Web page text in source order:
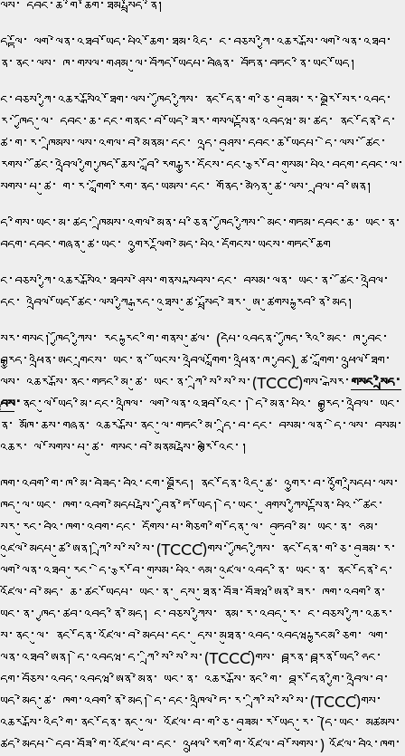
ལས་ དབང་ཆ་གི་ཆོག་ཐམ་སྤྲོད་ནི།
ད་ལྟོ་ ལག་ལེན་འཐབ་ཡོད་པའི་ཆོག་ཐམ་འདི་ ང་བཅས་ཀྱི་འཆར་སྒོ་ལག་ལེན་འཐབ་
ནི་ནང་ལས་ ཁ་གསལ་གཤམ་ལུ་བཀོད་ཡོདཔ་བཞིན་ བཏོན་བཏང་ནི་ཡང་ཡོད།
ང་བཅས་ཀྱི་འཆར་སྒོའི་ཐོག་ལས་ ཁྱོད་ཀྱིས་ ནང་དོན་ག་ཅི་བཟུམ་ར་བརྗེ་སོར་འབད་
རུ་ ཁྱོད་ལུ་ དབང་ཆ་དང་གནང་བ་ཡོད་ཟེར་གསལ་སྟོན་འབདཝ་མ་ཚད་ ནང་དོན་དེ་
ཚུ་ག་ར་ ཁྲིམས་ལས་འགལ་བ་མེནམ་དང་ འདྲ་བཤུས་དབང་ཆ་ཡོདཔ་ དེ་ལས་ ཚོང་
རྟགས་ ཚོང་འབྲེལ་གྱི་ཁྱད་ཆོས་ བློ་རིག་རྒྱུ་དངོས་དང་ རྩ་བོ་གསུམ་པའི་བདག་དབང་ལ་
སོགས་པ་ཚུ་ ག་ར་ གློག་རིག་ནད་ཡམས་དང་ གནོད་མཉེན་ཚུ་ལས་ བྲལ་བ་ཨིན།
དེ་གིས་ཡང་མ་ཚད་ ཁྲིམས་འགལ་མེན་པ་ཅིན་ ཁྱོད་ཀྱིས་ མིང་གཏམ་དབང་ཆ་ ཡང་ན་
བདག་དབང་གཞན་ཚུ་ཡང་ འགྱུར་ལྡོག་མེད་པའི་དགོངས་ཡངས་གཏང་ཆོག
ང་བཅས་ཀྱི་འཆར་སྒོའི་ཐབས་ཤེས་གནས་སྐབས་དང་ བསམ་ལན་ ཡང་ན་ ཚོང་འབྲེལ་
དང་ འབྲེལ་ཡོད་ཚོང་ལས་ཀྱི་རྒུད་འཐུས་ཚུ་ སྤྲོད་ཟེར་ ཨུ་ཚུགས་རྐྱབ་ནི་མེད།
སྒེར་གསང། ཁྱོད་ཀྱིས་ རང་རྐྱང་གི་གནས་ཚུལ་ (དཔེ་འབདན་ ཁྱོད་རའི་མིང་ ཁ་བྱང་
བརྒྱུད་འཕྲིན་ཨང་གྲངས་ ཡང་ན་ ཡོངས་འབྲེལ་གློག་འཕྲིན་ཁ་བྱང) ཚུ་ གློག་འཕྲུལ་ཐོག་
ལས་ འཆར་སྒོ་ནང་གཏང་མི་ཚུ་ ཡང་ན་ ཀྲི་སི་སི་སི་(TCCC)གིས་ སྒེར་ གསང་སྲིད་
བྱུས་ ནང་ལུ་ཡོད་མི་དང་འཁྲིལ་ ལག་ལེན་འཐབ་འོང་། དེ་མེན་པའི་ བརྒྱུད་འབྲེལ་ ཡང་
ན་ མཁོ་ཆས་གཞན་ འཆར་སྒོ་ནང་ལུ་གཏང་མི་ དྲི་བ་དང་ བསམ་ལན་ དེ་ལས་ བསམ་
འཆར་ ལ་སོགས་པ་ཚུ་ གསང་བ་མེནམ་སྦེ་བརྩི་འོང་།
ཁག་འབག་གི་ཁ་མི་བཟེད་བའི་ངག་བརྗོད། ནང་དོན་འདི་ཚུ་ འགྱུར་བ་འགྱོ་སྲིདཔ་ལས་
ཁྱོད་ལུ་ཡང་ ཁག་འབག་མེདཔ་སྦེ་ བྱིན་ཏེ་ཡོད། དེ་ཡང་ ཤུགས་ཀྱིས་སྟོན་པའི་ ཚོང་
སྒྱུར་རུང་བའི་ཁག་འབག་དང་ དགོས་པ་གཅིག་གི་དོན་ལུ་ བཏུབ་མི་ ཡང་ན་ ཧམ་
འཛུལ་མེདཔ་ཚུ་ཨིན། ཀྲི་སི་སི་སི་(TCCC)གིས་ ཁྱོད་ཀྱིས་ ནང་དོན་ག་ཅི་བཟུམ་ར་
ལག་ལེན་འཐབ་རུང་ དེ་ རྩ་བོ་གསུམ་པའི་ཧམ་འཛུལ་འབད་ནི་ ཡང་ན་ ནང་དོན་དེ་
འཛོལ་བ་མེད་ ཆ་ཚང་ཡོདཔ་ ཡང་ན་ དུས་ཐུན་བཟོ་བཟོཝ་ཨིན་ཟེར་ ཁག་འབག་ནི་
ཡང་ན་ ཁྱད་ཚབ་འབད་ནི་མེད། ང་བཅས་ཀྱིས་ ནམ་ར་འབད་རུ་ ང་བཅས་ཀྱི་འཆར་
སྒོ་ནང་ལུ་ ནང་དོན་འཛོལ་བ་མེདཔ་དང་ དུས་མཐུན་འབད་འབདཝ་རྐྱངམ་ཅིག་ ལག་
ལེན་འཐབ་ཨིན། དེ་འབདཝ་ད་ ཀྲི་སི་སི་སི་(TCCC)གིས་ བརྟན་བརྟན་ཡོད་ཧིང་
དག་བཅོས་འབད་འབདཝ་ཨིན་མེན་ ཡང་ན་ འཆར་སྒོ་ནང་གི་ བརྡ་དོན་གྱི་འབྲེལ་བ་
ཡོད་མེད་ཚུ་ ཁག་འབག་ནི་མེད། དེ་དང་འཁྲིལ་ཏེ་ར་ ཀྲི་སི་སི་སི་(TCCC)གིས་
འཆར་སྒོ་འདི་གི་ནང་དོན་ནང་ལུ་ འཛོལ་བ་ག་ཅི་བཟུམ་ར་ཡོད་རུ་ (དེ་ཡང་ མཚམས་
ཚོད་མེདཔ་ དེབ་བཟོ་གི་འཛོལ་བ་དང་ འཕྲུལ་རིག་གི་འཛོལ་བ་སོགས་) འཛོལ་བའི་ཁག་